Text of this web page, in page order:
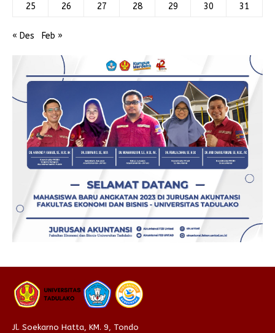
25
26 27 28 29 30 31
« Des Feb »
Jl. Soekarno Hatta, KM. 9, Tondo